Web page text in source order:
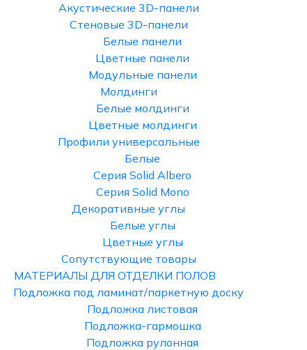
Акустические 3D-панели
Стеновые 3D-панели
Белые панели
Цветные панели
Модульные панели
Молдинги
Белые молдинги
Цветные молдинги
Профили универсальные
Белые
Серия Solid Albero
Серия Solid Mono
Декоративные углы
Белые углы
Цветные углы
Сопутствующие товары
МАТЕРИАЛЫ ДЛЯ ОТДЕЛКИ ПОЛОВ
Подложка под ламинат/паркетную доску
Подложка листовая
Подложка-гармошка
Подложка рулонная